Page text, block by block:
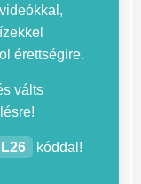
érettségire.
válts
kóddal!